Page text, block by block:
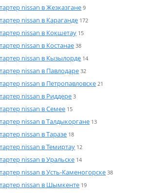
nissan в Жезказгане 9
nissan в Караганде 172
nissan в Кокшетау 15
nissan в Костанае 38
nissan в Кызылорде 14
nissan в Павлодаре 32
nissan в Петропавловске 21
nissan в Риддере 3
nissan в Семее 15
nissan в Талдыкоргане 13
nissan в Таразе 18
nissan в Темиртау 12
nissan в Уральске 14
nissan в Усть-Каменогорске 38
nissan в Шымкенте 19